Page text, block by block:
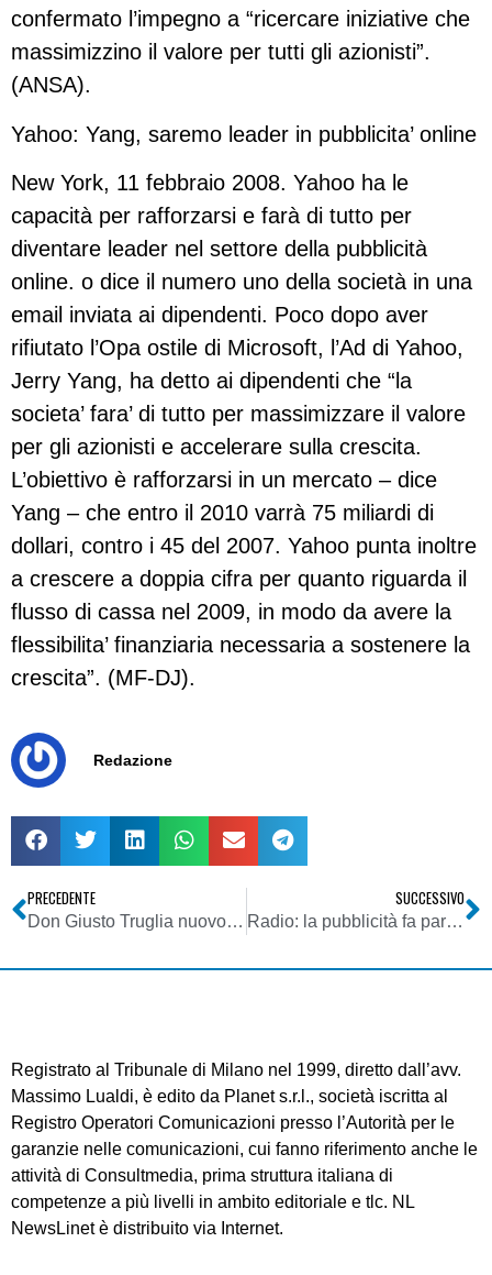
confermato l’impegno a “ricercare iniziative che
massimizzino il valore per tutti gli azionisti”.
(ANSA).
Yahoo: Yang, saremo leader in pubblicita’ online
New York, 11 febbraio 2008. Yahoo ha le
capacità per rafforzarsi e farà di tutto per
diventare leader nel settore della pubblicità
online. o dice il numero uno della società in una
email inviata ai dipendenti. Poco dopo aver
rifiutato l’Opa ostile di Microsoft, l’Ad di Yahoo,
Jerry Yang, ha detto ai dipendenti che “la
societa’ fara’ di tutto per massimizzare il valore
per gli azionisti e accelerare sulla crescita.
L’obiettivo è rafforzarsi in un mercato – dice
Yang – che entro il 2010 varrà 75 miliardi di
dollari, contro i 45 del 2007. Yahoo punta inoltre
a crescere a doppia cifra per quanto riguarda il
flusso di cassa nel 2009, in modo da avere la
flessibilita’ finanziaria necessaria a sostenere la
crescita”. (MF-DJ).
Redazione
PRECEDENTE
Don Giusto Truglia nuovo condirettore di Famiglia Cristiana
SUCCESSIVO
Radio: la pubblicità fa parte del flusso
Registrato al Tribunale di Milano nel 1999, diretto dall’avv.
Massimo Lualdi, è edito da Planet s.r.l., società iscritta al
Registro Operatori Comunicazioni presso l’Autorità per le
garanzie nelle comunicazioni, cui fanno riferimento anche le
attività di Consultmedia, prima struttura italiana di
competenze a più livelli in ambito editoriale e tlc. NL
NewsLinet è distribuito via Internet.